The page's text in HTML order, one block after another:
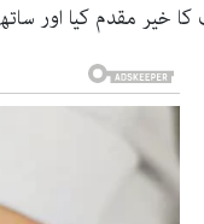
خیر مقدم کیا اور